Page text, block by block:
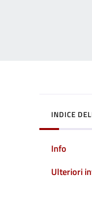
INDICE
Info
Ulteriori